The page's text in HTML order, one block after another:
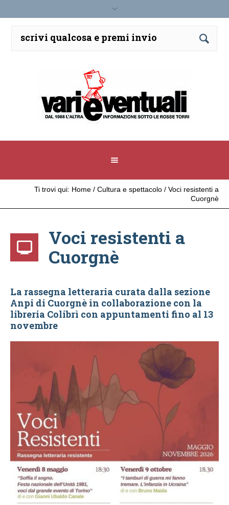
Ti trovi qui: Home / Cultura e spettacolo / Voci resistenti a
Cuorgnè
Voci resistenti a
Cuorgnè
La rassegna letteraria curata dalla sezione
Anpi di Cuorgnè in collaborazione con la
libreria Colibrì con appuntamenti fino al 13
novembre